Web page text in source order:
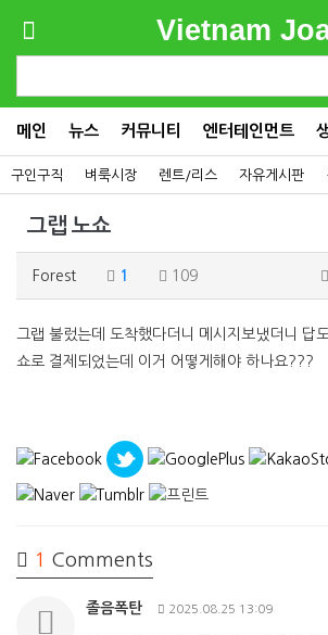
Vietnam
메인 뉴스 커뮤니티 엔터테인먼트
구인구직 벼룩시장 렌트/리스 자유게시판
그랩 노쇼
Forest 1 109
그랩 불렀는데 도착했다더니 메시지보냈더니 답
쇼로 결제되었는데 이거 어떻게해야 하나요???
1 Comments
졸음폭탄 2025.08.25 13:09